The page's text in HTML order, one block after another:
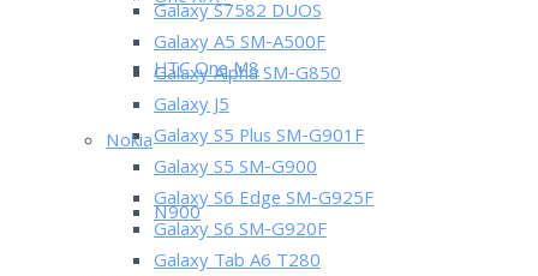
HTC One M8
Nokia
N900
Galaxy S7582 DUOS
Galaxy A5 SM-A500F
Galaxy Alpha SM-G850
Galaxy J5
Galaxy S5 Plus SM-G901F
Galaxy S5 SM-G900
Galaxy S6 Edge SM-G925F
Galaxy S6 SM-G920F
Galaxy Tab A6 T280